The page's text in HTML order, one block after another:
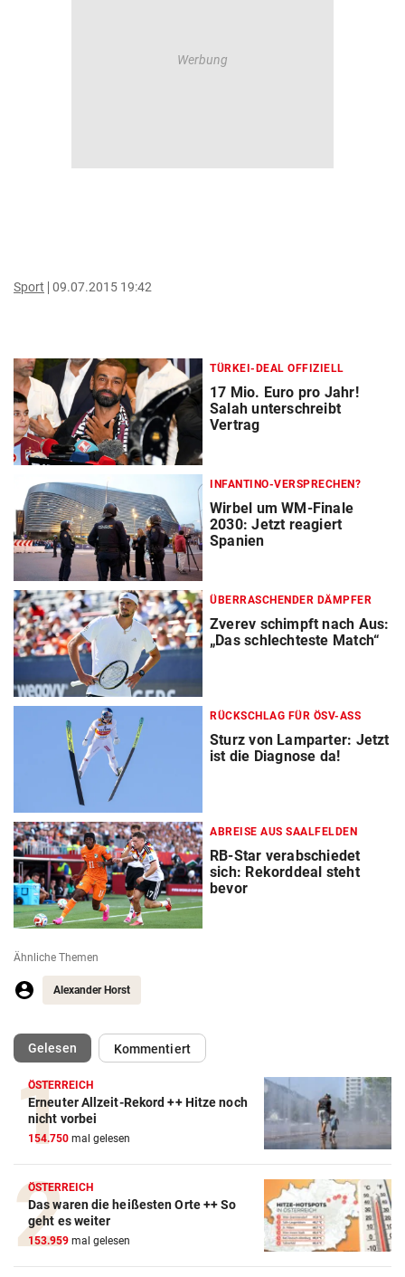
Sport 09.07.2015 19:42
TÜRKEI-DEAL OFFIZIELL
17 Mio. Euro pro Jahr!
Salah unterschreibt
Vertrag
INFANTINO-VERSPRECHEN?
Wirbel um WM-Finale
2030: Jetzt reagiert
Spanien
ÜBERRASCHENDER DÄMPFER
Zverev schimpft nach Aus:
„Das schlechteste Match“
RÜCKSCHLAG FÜR ÖSV-ASS
Sturz von Lamparter: Jetzt
ist die Diagnose da!
ABREISE AUS SAALFELDEN
RB-Star verabschiedet
sich: Rekorddeal steht
bevor
Ähnliche Themen
Alexander Horst
Gelesen(ausgewählt)Kommentiert
ÖSTERREICH
Erneuter Allzeit-Rekord ++ Hitze noch
nicht vorbei
154.750 mal gelesen
ÖSTERREICH
Das waren die heißesten Orte ++ So
geht es weiter
153.959 mal gelesen
Action-Cam Vergleich
ZUM VERGLEICH